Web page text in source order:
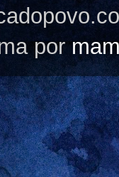
por